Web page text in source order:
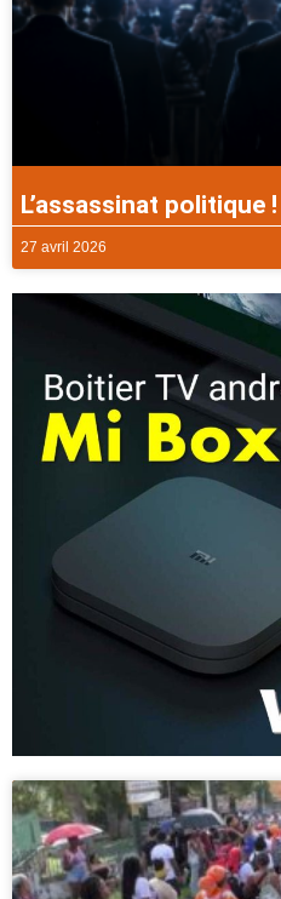
L’assassinat politique !
27 avril 2026